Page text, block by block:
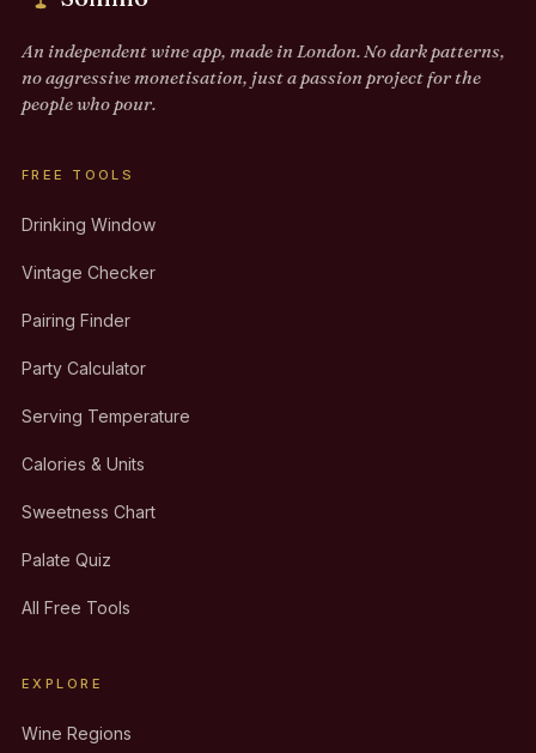
An independent wine app, made in London. No dark patterns,
no aggressive monetisation, just a passion project for the
people who pour.
FREE TOOLS
Drinking Window
Vintage Checker
Pairing Finder
Party Calculator
Serving Temperature
Calories & Units
Sweetness Chart
Palate Quiz
All Free Tools
EXPLORE
Wine Regions